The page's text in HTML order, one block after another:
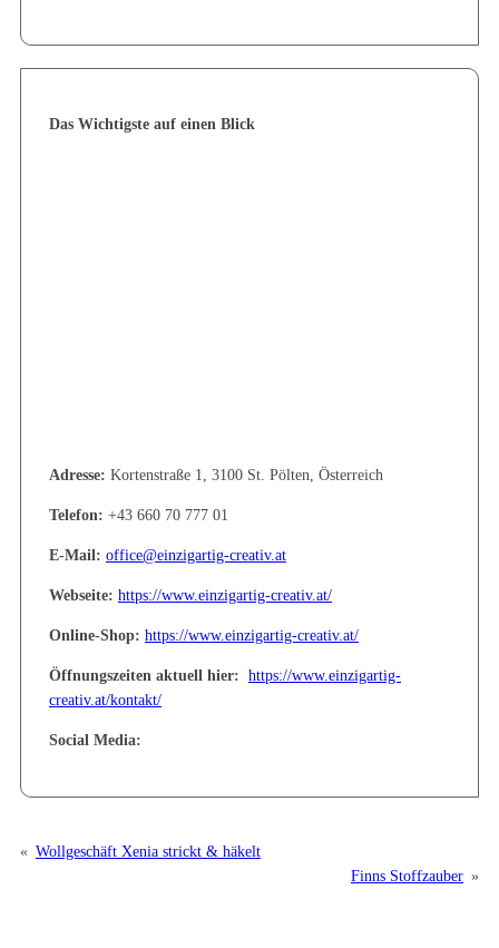
Das Wichtigste auf einen Blick
Adresse: Kortenstraße 1, 3100 St. Pölten, Österreich
Telefon: +43 660 70 777 01
E-Mail: office@einzigartig-creativ.at
Webseite: https://www.einzigartig-creativ.at/
Online-Shop: https://www.einzigartig-creativ.at/
Öffnungszeiten aktuell hier: https://www.einzigartig-
creativ.at/kontakt/
Social Media:
« Wollgeschäft Xenia strickt & häkelt
Finns Stoffzauber »